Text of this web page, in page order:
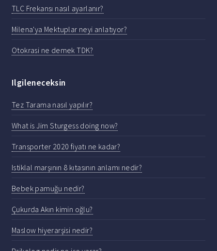
TLC Frekansı nasıl ayarlanır?
Milena'ya Mektuplar neyi anlatıyor?
Otokrasi ne demek TDK?
Ilgileneceksin
Tez Tarama nasıl yapılır?
What is Jim Sturgess doing now?
Transporter 2020 fiyatı ne kadar?
Istiklal marşının 8 kıtasının anlamı nedir?
Bebek pamuğu nedir?
Çukurda Akın kimin oğlu?
Maslow hiyerarşisi nedir?